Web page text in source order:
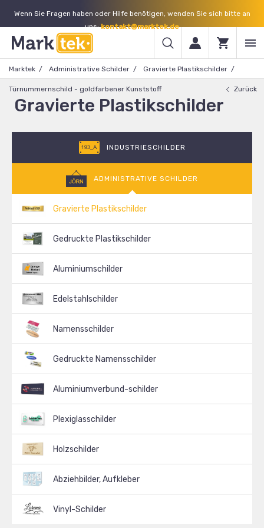
Wenn Sie Fragen haben oder Hilfe benötigen, wenden Sie sich bitte an
uns:kontakt@marktek.de
Marktek Administrative Schilder Gravierte Plastikschilder
Türnummernschild - goldfarbener Kunststoff Zurück
Gravierte Plastikschilder
INDUSTRIESCHILDER
ADMINISTRATIVE SCHILDER
Gravierte Plastikschilder
Gedruckte Plastikschilder
Aluminiumschilder
Edelstahlschilder
Namensschilder
Gedruckte Namensschilder
Aluminiumverbund-schilder
Plexiglasschilder
Holzschilder
Abziehbilder, Aufkleber
Vinyl-Schilder